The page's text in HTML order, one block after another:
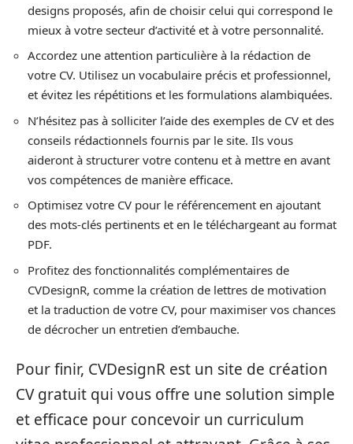
designs proposés, afin de choisir celui qui correspond le
mieux à votre secteur d’activité et à votre personnalité.
Accordez une attention particulière à la rédaction de
votre CV. Utilisez un vocabulaire précis et professionnel,
et évitez les répétitions et les formulations alambiquées.
N’hésitez pas à solliciter l’aide des exemples de CV et des
conseils rédactionnels fournis par le site. Ils vous
aideront à structurer votre contenu et à mettre en avant
vos compétences de manière efficace.
Optimisez votre CV pour le référencement en ajoutant
des mots-clés pertinents et en le téléchargeant au format
PDF.
Profitez des fonctionnalités complémentaires de
CVDesignR, comme la création de lettres de motivation
et la traduction de votre CV, pour maximiser vos chances
de décrocher un entretien d’embauche.
Pour finir, CVDesignR est un site de création
CV gratuit qui vous offre une solution simple
et efficace pour concevoir un curriculum